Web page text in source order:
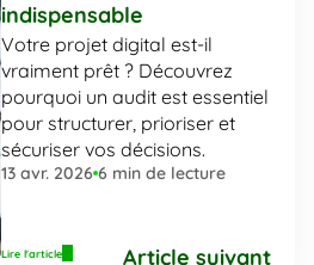
indispensable
Votre projet digital est-il
vraiment prêt ? Découvrez
pourquoi un audit est essentiel
pour structurer, prioriser et
sécuriser vos décisions.
13 avr. 2026 6 min de lecture
Lire l'article Article suivant